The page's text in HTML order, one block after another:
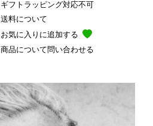
ギフトラッピング対応不可
送料について
お気に入りに追加する
商品について問い合わせる